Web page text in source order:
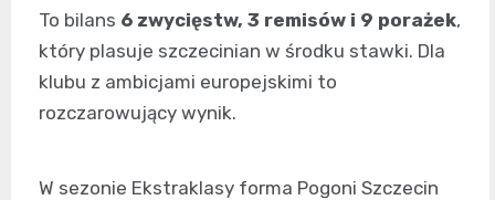
To bilans 6 zwycięstw, 3 remisów i 9 porażek,
który plasuje szczecinian w środku stawki. Dla
klubu z ambicjami europejskimi to
rozczarowujący wynik.
W sezonie Ekstraklasy forma Pogoni Szczecin